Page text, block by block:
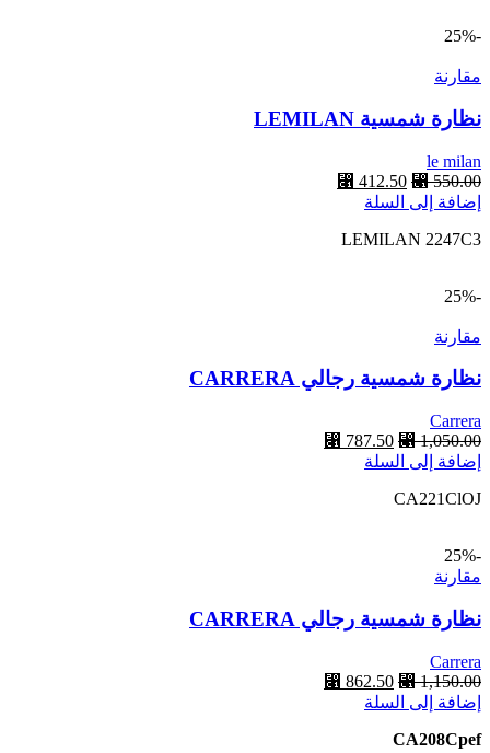
-25%
مقارنة
نظارة شمسية LEMILAN
le milan
⃁550.00
السعر
الأصلي
⃁ 550.00.
⃁ 412.50
إضافة إلى السلة
LEMILAN 2247C3
-25%
مقارنة
نظارة شمسية رجالي CARRERA
Carrera
⃁1,050.00
السعر
الأصلي
⃁ 1,050.00.
⃁ 787.50
إضافة إلى السلة
CA221ClOJ
-25%
مقارنة
نظارة شمسية رجالي CARRERA
Carrera
⃁1,150.00
السعر
الأصلي
⃁ 1,150.00.
⃁ 862.50
إضافة إلى السلة
CA208Cpef